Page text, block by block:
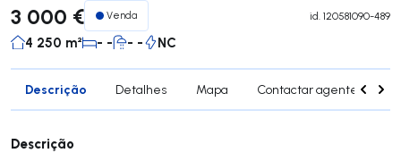
3 000 € Venda id. 120581090-489
4 250 m² - - - - NC
Descrição Detalhes Mapa Contactar agente
Descrição